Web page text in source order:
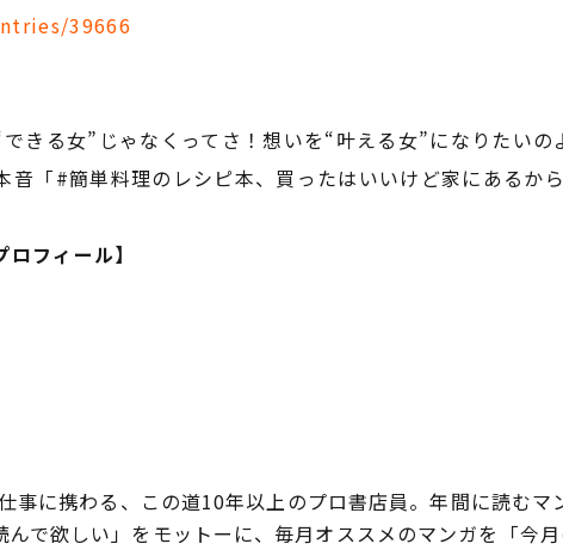
39666
きる女”じゃなくってさ！想いを“叶える女”になりたいの
音「#簡単料理のレシピ本、買ったはいいけど家にあるか
フィール】
事に携わる、この道10年以上のプロ書店員。年間に読むマ
んで欲しい」をモットーに、毎月オススメのマンガを「今